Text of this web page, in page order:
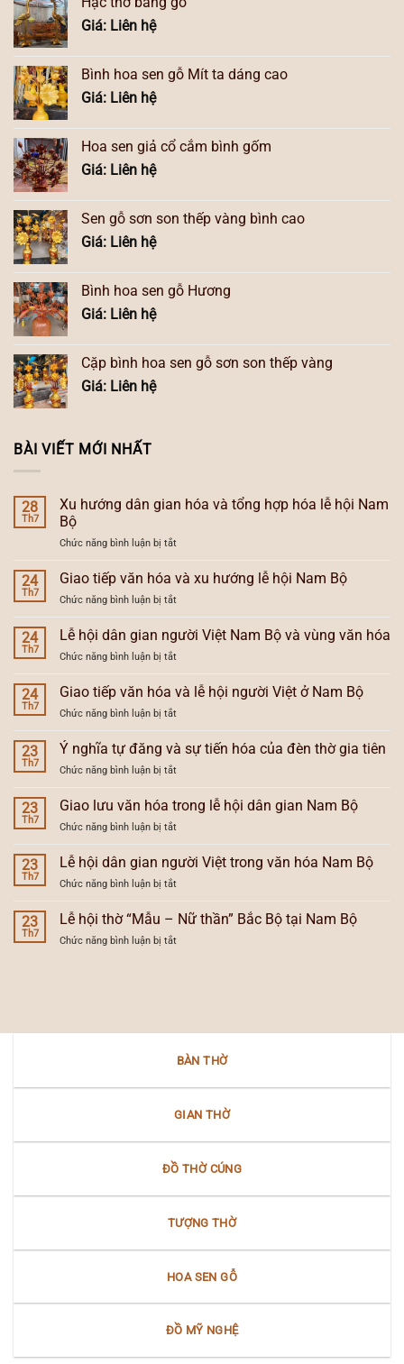
Giá: Liên hệ
Bình hoa sen gỗ Mít ta dáng cao
Giá: Liên hệ
Hoa sen giả cổ cắm bình gốm
Giá: Liên hệ
Sen gỗ sơn son thếp vàng bình cao
Giá: Liên hệ
Bình hoa sen gỗ Hương
Giá: Liên hệ
Cặp bình hoa sen gỗ sơn son thếp vàng
Giá: Liên hệ
BÀI VIẾT MỚI NHẤT
28
Th7
Xu hướng dân gian hóa và tổng hợp hóa lễ hội Nam
Bộ
Chức năng bình luận bị tắtở
Xu
hướng
gian
hóa
và
lễ
hội
Bộ
24
Th7
Giao tiếp văn hóa và xu hướng lễ hội Nam Bộ
Chức năng bình luận bị tắtở
Giao
tiếp
văn
hóa
và
xu
Nam
Bộ
24
Th7
Lễ hội dân gian người Việt Nam Bộ và vùng văn hóa
Chức năng bình luận bị tắtở
Lễ
hội
gian
người
Việt
vùng
văn
24
Th7
Giao tiếp văn hóa và lễ hội người Việt ở Nam Bộ
Chức năng bình luận bị tắtở
Giao
tiếp
hóa
và
lễ
ở
Nam
23
Th7
Ý nghĩa tự đăng và sự tiến hóa của đèn thờ gia tiên
Chức năng bình luận bị tắtở
Ý
nghĩa
đăng
và
sự
đèn
thờ
23
Th7
Giao lưu văn hóa trong lễ hội dân gian Nam Bộ
Chức năng bình luận bị tắtở
Giao
lưu
văn
hóa
trong
lễ
23
Th7
Lễ hội dân gian người Việt trong văn hóa Nam Bộ
Chức năng bình luận bị tắtở
Lễ
hội
gian
Nam
Bộ
23
Th7
Lễ hội thờ “Mẫu – Nữ thần” Bắc Bộ tại Nam Bộ
Chức năng bình luận bị tắtở
Nữ
Bắc
Nam
BÀN THỜ
GIAN THỜ
ĐỒ THỜ CÚNG
TƯỢNG THỜ
HOA SEN GỖ
ĐỒ MỸ NGHỆ